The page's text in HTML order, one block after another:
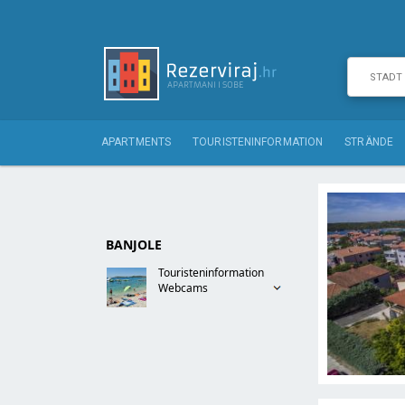
APARTMENTS TOURISTENINFORMATION STRÄNDE
BANJOLE
Touristeninformation
Webcams